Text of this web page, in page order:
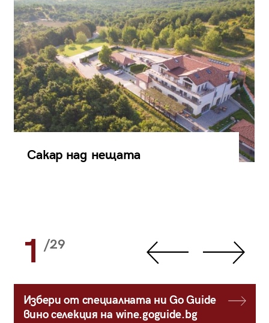
Сакар над нещата
1 /29
Избери от специалната ни Go Guide
вино селекция на wine.goguide.bg